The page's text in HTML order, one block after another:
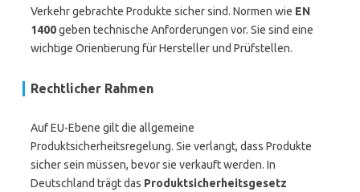
Verkehr gebrachte Produkte sicher sind. Normen wie EN
1400geben technische Anforderungen vor. Sie sind eine
wichtige Orientierung für Hersteller und Prüfstellen.
Rechtlicher Rahmen
Auf EU-Ebene gilt die allgemeine
Produktsicherheitsregelung. Sie verlangt, dass Produkte
sicher sein müssen, bevor sie verkauft werden. In
Deutschland trägt das Produktsicherheitsgesetz